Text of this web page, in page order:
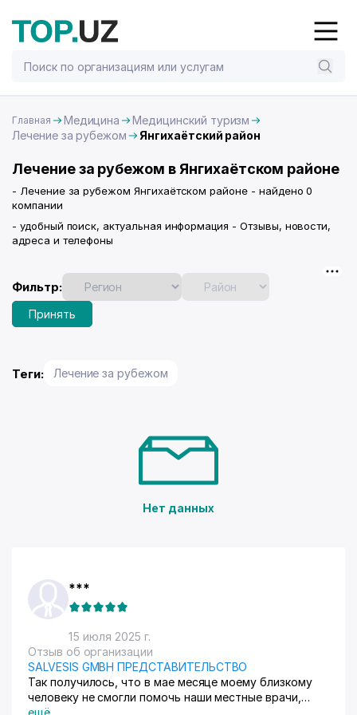
Главная Медицина
Медицинский туризм
Лечение за рубежом
Янгихаётский район
Лечение за рубежом в Янгихаётском районе
- Лечение за рубежом Янгихаётском районе - найдено 0
компании
- удобный поиск, актуальная информация - Отзывы, новости,
адреса и телефоны
Фильтр:
Принять
Теги: Лечение за рубежом
Нет данных
***
15 июля 2025 г.
Отзыв об организации
SALVESIS GMBH ПРЕДСТАВИТЕЛЬСТВО
Так получилось, что в мае месяце моему близкому
человеку не смогли помочь наши местные врачи,
просто отказались. На спине после неудачного укола
ещё